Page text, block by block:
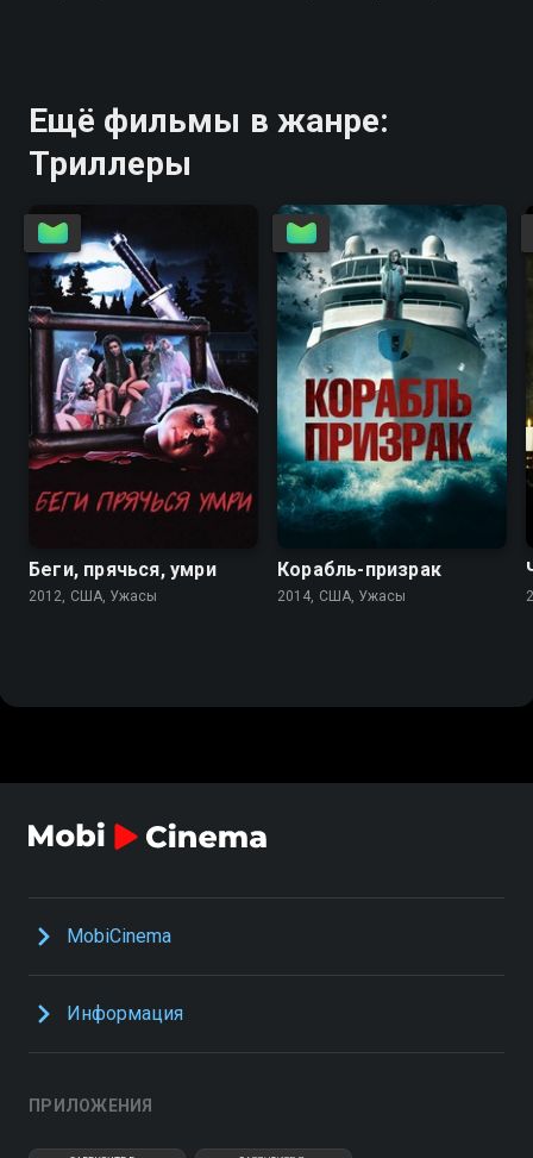
Ещё фильмы в жанре:
Триллеры
3.3 2.7
Беги, прячься, умри
2012, США, Ужасы
3.5 3.1
Корабль-призрак
2014, США, Ужасы
MobiCinema
Информация
ПРИЛОЖЕНИЯ